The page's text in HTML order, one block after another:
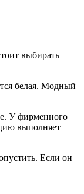
выбирать
белая. Модный
У фирменного
выполняет
Если он